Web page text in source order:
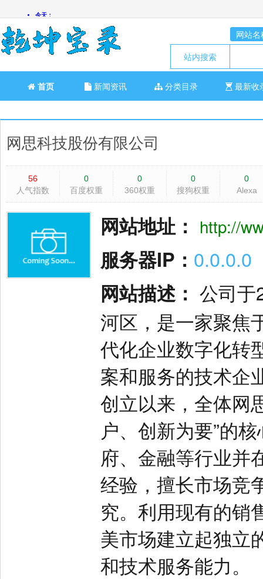
网站名
站内搜索
首页 新闻资讯 分类目录 最新收
网思科技股份有限公司
56
人气指数
0
百度权重
0
360权重
0
搜狗权重
0
Alexa
网站地址： http://
服务器IP： 0.0.0.0
网站描述： 公司于
河区，是一家聚焦
代化企业数字化转
案和服务的技术企
创立以来，全体网
户、创新为要”的
府、金融等行业并
经验，擅长市场竞
究。利用现有的销
美市场建立起独立
和技术服务能力。